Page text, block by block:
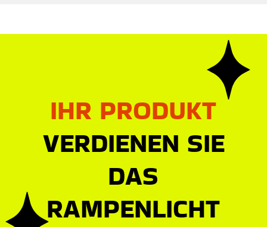
IHR PRODUKT
VERDIENEN SIE
DAS
RAMPENLICHT